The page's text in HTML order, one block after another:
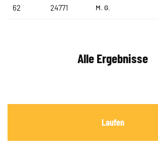
62 24771 M. G.
Alle Ergebnisse
Laufen